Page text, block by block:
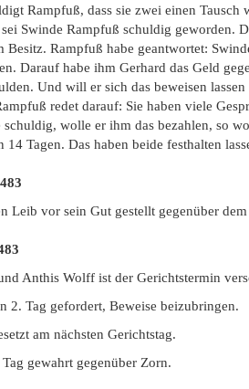
Rampfuß, dass sie zwei einen
Swinde Rampfuß schuldig geworden.
Besitz. Rampfuß habe geantwortet:
Darauf habe ihm Gerhard das Geld
Und will er sich das beweisen
redet darauf: Sie haben viele
schuldig, wolle er ihm das bezahlen, so
14 Tagen. Das haben beide festhalten
Leib vor sein Gut gestellt gegenüber
Anthis Wolff ist der Gerichtstermin
2. Tag gefordert, Beweise beizubringen.
am nächsten Gerichtstag.
gewahrt gegenüber Zorn.